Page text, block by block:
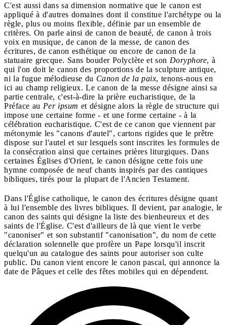
C'est aussi dans sa dimension normative que le canon est
appliqué à d'autres domaines dont il constitue l'archétype ou la
règle, plus ou moins flexible, définie par un ensemble de
critères. On parle ainsi de canon de beauté, de canon à trois
voix en musique, de canon de la messe, de canon des
écritures, de canon esthétique ou encore de canon de la
statuaire grecque. Sans bouder Polyclète et son Doryphore, à
qui l'on doit le canon des proportions de la sculpture antique,
ni la fugue mélodieuse du Canon de la paix, tenons-nous en
ici au champ religieux. Le canon de la messe désigne ainsi sa
partie centrale, c'est-à-dire la prière eucharistique, de la
Préface au Per ipsum et désigne alors la règle de structure qui
impose une certaine forme - et une forme certaine - à la
célébration eucharistique. C'est de ce canon que viennent par
métonymie les "canons d'autel", cartons rigides que le prêtre
dispose sur l'autel et sur lesquels sont inscrites les formules de
la consécration ainsi que certaines prières liturgiques. Dans
certaines Églises d'Orient, le canon désigne cette fois une
hymne composée de neuf chants inspirés par des cantiques
bibliques, tirés pour la plupart de l'Ancien Testament.
Dans l'Église catholique, le canon des écritures désigne quant
à lui l'ensemble des livres bibliques. Il devient, par analogie, le
canon des saints qui désigne la liste des bienheureux et des
saints de l'Église. C'est d'ailleurs de là que vient le verbe
"canoniser" et son substantif "canonisation", du nom de cette
déclaration solennelle que profère un Pape lorsqu'il inscrit
quelqu'un au catalogue des saints pour autoriser son culte
public. Du canon vient encore le canon pascal, qui annonce la
date de Pâques et celle des fêtes mobiles qui en dépendent.